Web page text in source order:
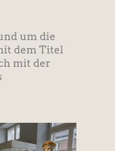
um die
dem Titel
mit der